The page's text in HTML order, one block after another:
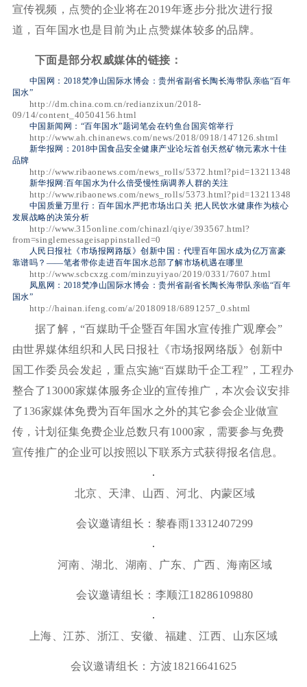
宣传视频，点赞的企业将在2019年逐步分批次进行报
道，百年国水也是目前为止点赞媒体较多的品牌。
下面是部分权威媒体的链接：
中国网：2018梵净山国际水博会：贵州省副省长陶长海带队亲临“百年
国水”
http://dm.china.com.cn/redianzixun/2018-
09/14/content_40504156.html
中国新闻网：“百年国水”题词笔会在钓鱼台国宾馆举行
http://www.ah.chinanews.com/news/2018/0918/147126.shtml
新华报网：2018中国食品安全健康产业论坛首创天然矿物元素水十佳
品牌
http://www.ribaonews.com/news_rolls/5372.html?pid=13211348
新华报网:百年国水为什么倍受慢性病调养人群的关注
http://www.ribaonews.com/news_rolls/5373.html?pid=13211348
中国质量万里行：百年国水严把市场出口关 把人民饮水健康作为核心
发展战略的决策分析
http://www.315online.com/chinazl/qiye/393567.html?
from=singlemessageisappinstalled=0
人民日报社《市场报网路版》创新中国：代理百年国水成为亿万富豪
靠谱吗？——笔者带你走进百年国水总部了解市场机遇在哪里
http://www.scbcxzg.com/minzuyiyao/2019/0331/7607.html
凤凰网：2018梵净山国际水博会：贵州省副省长陶长海带队亲临“百年
国水”
http://hainan.ifeng.com/a/20180918/6891257_0.shtml
据了解，“百媒助千企暨百年国水宣传推广观摩会”
由世界媒体组织和人民日报社《市场报网络版》创新中
国工作委员会发起，重点实施“百媒助千企工程”，工程办
整合了13000家媒体服务企业的宣传推广，本次会议安排
了136家媒体免费为百年国水之外的其它参会企业做宣
传，计划征集免费企业总数只有1000家，需要参与免费
宣传推广的企业可以按照以下联系方式获得报名信息。
北京、天津、山西、河北、内蒙区域
会议邀请组长：黎春雨13312407299
河南、湖北、湖南、广东、广西、海南区域
会议邀请组长：李顺江18286109880
上海、江苏、浙江、安徽、福建、江西、山东区域
会议邀请组长：方波18216641625